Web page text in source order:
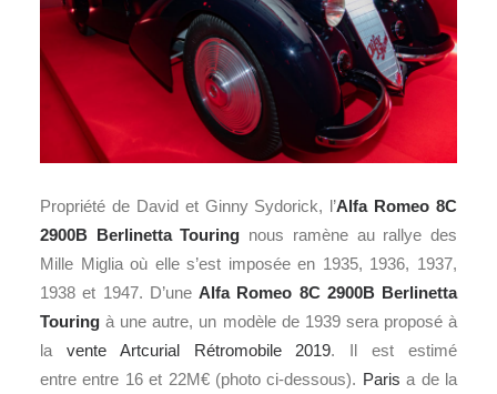
Propriété de David et Ginny Sydorick, l’Alfa Romeo 8C
2900B Berlinetta Touring nous ramène au rallye des
Mille Miglia où elle s’est imposée en 1935, 1936, 1937,
1938 et 1947. D’une Alfa Romeo 8C 2900B Berlinetta
Touring à une autre, un modèle de 1939 sera proposé à
la vente Artcurial Rétromobile 2019. Il est estimé
entre entre 16 et 22M€ (photo ci-dessous). Paris a de la